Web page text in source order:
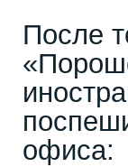
После
офиса: